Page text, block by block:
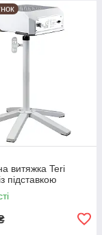
витяжка Teri
підставкою